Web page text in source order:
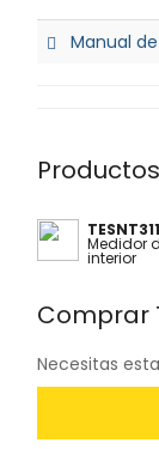
Manual
TESNT311
Medidor
interior
Comprar
Necesitas